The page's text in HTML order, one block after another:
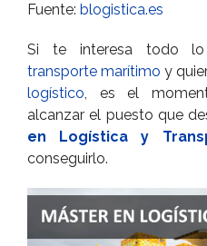
Fuente: blogistica.es
Si te interesa todo
transporte marítimo y
logístico, es el
alcanzar el puesto que
en Logística y
conseguirlo.